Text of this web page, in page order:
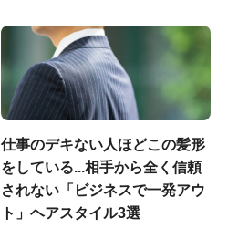
仕事のデキない人ほどこの髪形
をしている...相手から全く信頼
されない「ビジネスで一発アウ
ト」ヘアスタイル3選